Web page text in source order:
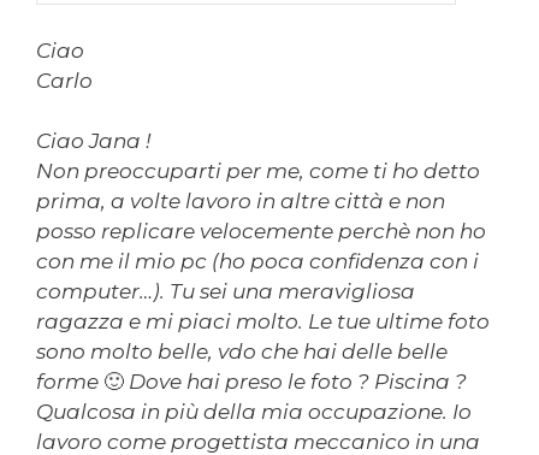
Ciao
Carlo
Ciao Jana !
Non preoccuparti per me, come ti ho detto
prima, a volte lavoro in altre città e non
posso replicare velocemente perchè non ho
con me il mio pc (ho poca confidenza con i
computer…). Tu sei una meravigliosa
ragazza e mi piaci molto. Le tue ultime foto
sono molto belle, vdo che hai delle belle
forme 🙂 Dove hai preso le foto ? Piscina ?
Qualcosa in più della mia occupazione. Io
lavoro come progettista meccanico in una